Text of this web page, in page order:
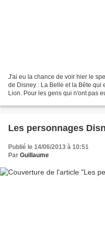
J'ai eu la chance de voir hier le
de Disney : La Belle et la Bête qui
Lion. Pour les gens qui n'ont pas
Les personnages
Publié le 14/06/2013 à 10:51
Par Guillaume